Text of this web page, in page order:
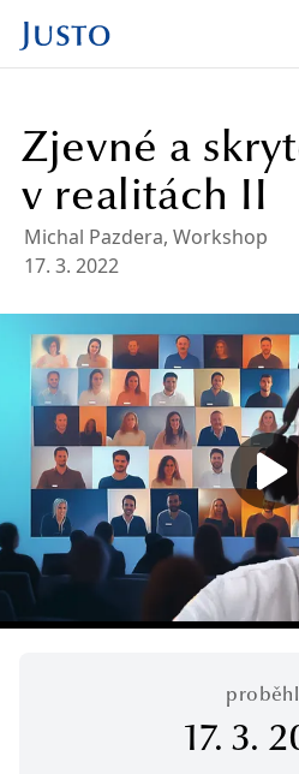
Zjevné a
v realitách II
Michal Pazdera, Workshop
17. 3. 2022
17. 3.